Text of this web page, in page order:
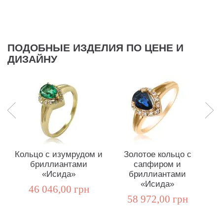
ПОДОБНЫЕ ИЗДЕЛИЯ ПО ЦЕНЕ И
ДИЗАЙНУ
Кольцо с изумрудом и
бриллиантами
«Исида»
46 046,00 грн
Золотое кольцо с
сапфиром и
бриллиантами
«Исида»
58 972,00 грн